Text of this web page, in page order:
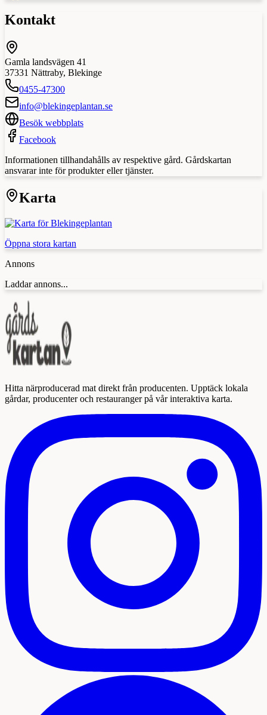
Kontakt
Gamla landsvägen 41
37331 Nättraby, Blekinge
0455-47300
info@blekingeplantan.se
Besök webbplats
Facebook
Informationen tillhandahålls av respektive gård. Gårdskartan
ansvarar inte för produkter eller tjänster.
Karta
Öppna stora kartan
Annons
Laddar annons...
Hitta närproducerad mat direkt från producenten. Upptäck lokala
gårdar, producenter och restauranger på vår interaktiva karta.